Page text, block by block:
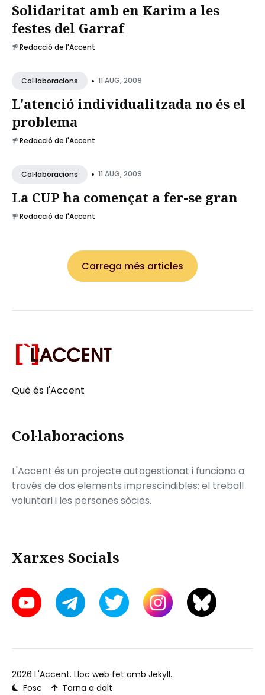
Solidaritat amb en Karim a les
festes del Garraf
Redacció de l'Accent
Col·laboracions • 11 AUG, 2009
L'atenció individualitzada no és el
problema
Redacció de l'Accent
Col·laboracions • 11 AUG, 2009
La CUP ha començat a fer-se gran
Redacció de l'Accent
Carrega més articles
Què és l'Accent
Col·laboracions
L'Accent és un projecte autogestionat i funciona a
través de dos elements imprescindibles: el treball
voluntari i les persones sòcies.
Xarxes Socials
2026 L'Accent. Lloc web fet amb Jekyll.
Fosc
Torna a dalt